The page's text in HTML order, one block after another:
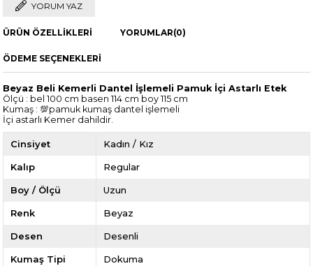
YORUM YAZ
ÜRÜN ÖZELLIKLERI YORUMLAR(0)
ÖDEME SEÇENEKLERI
Beyaz Beli Kemerli Dantel İşlemeli Pamuk İçi Astarlı Etek
Ölçü : bel 100 cm basen 114 cm boy 115 cm
Kumaş : 💯pamuk kumaş dantel işlemeli
İçi astarlı Kemer dahildir.
Cinsiyet Kadın / Kız
Kalıp Regular
Boy / Ölçü Uzun
Renk Beyaz
Desen Desenli
Kumaş Tipi Dokuma